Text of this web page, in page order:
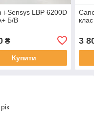
i-Sensys LBP 6200D
Б/В
₴
Купити
3